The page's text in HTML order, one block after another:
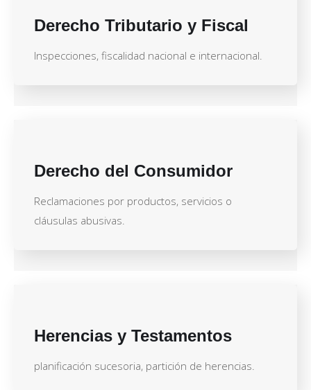
Derecho Tributario y Fiscal
Inspecciones, fiscalidad nacional e internacional.
Derecho del Consumidor
Reclamaciones por productos, servicios o
cláusulas abusivas.
Herencias y Testamentos
planificación sucesoria, partición de herencias.